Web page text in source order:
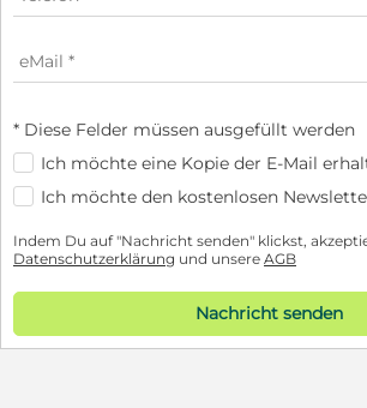
* Diese Felder müssen ausgefüllt werden
Ich möchte eine Kopie der E-Mail
Ich möchte den kostenlosen
Indem Du auf "Nachricht senden" klickst,
Datenschutzerklärung und unsere AGB
Nachricht senden